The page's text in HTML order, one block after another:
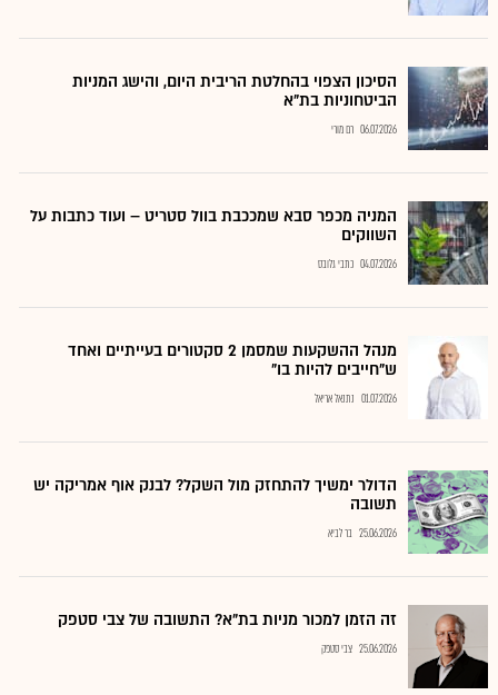
הסיכון הצפוי בהחלטת הריבית היום, והישג המניות
הביטחוניות בת"א
06.07.2026 רם מורי
המניה מכפר סבא שמככבת בוול סטריט – ועוד כתבות על
השווקים
04.07.2026 כתבי גלובס
מנהל ההשקעות שמסמן 2 סקטורים בעייתיים ואחד
ש"חייבים להיות בו"
01.07.2026 נתנאל אריאל
הדולר ימשיך להתחזק מול השקל? לבנק אוף אמריקה יש
תשובה
25.06.2026 בר לביא
זה הזמן למכור מניות בת"א? התשובה של צבי סטפק
25.06.2026 צבי סטפק